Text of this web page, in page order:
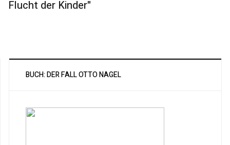
Flucht der Kinder"
BUCH: DER FALL OTTO NAGEL